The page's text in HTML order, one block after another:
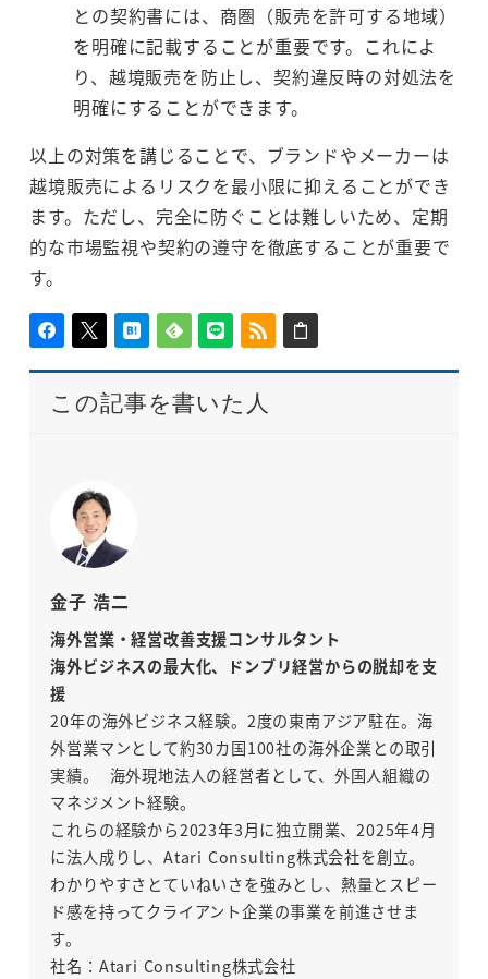
との契約書には、商圏（販売を許可する地域）
を明確に記載することが重要です。これによ
り、越境販売を防止し、契約違反時の対処法を
明確にすることができます。
以上の対策を講じることで、ブランドやメーカーは
越境販売によるリスクを最小限に抑えることができ
ます。ただし、完全に防ぐことは難しいため、定期
的な市場監視や契約の遵守を徹底することが重要で
す。
この記事を書いた人
金子 浩二
海外営業・経営改善支援コンサルタント
海外ビジネスの最大化、ドンブリ経営からの脱却を支
援
20年の海外ビジネス経験。2度の東南アジア駐在。海
外営業マンとして約30カ国100社の海外企業との取引
実績。 海外現地法人の経営者として、外国人組織の
マネジメント経験。
これらの経験から2023年3月に独立開業、2025年4月
に法人成りし、Atari Consulting株式会社を創立。
わかりやすさとていねいさを強みとし、熱量とスピー
ド感を持ってクライアント企業の事業を前進させま
す。
社名：Atari Consulting株式会社